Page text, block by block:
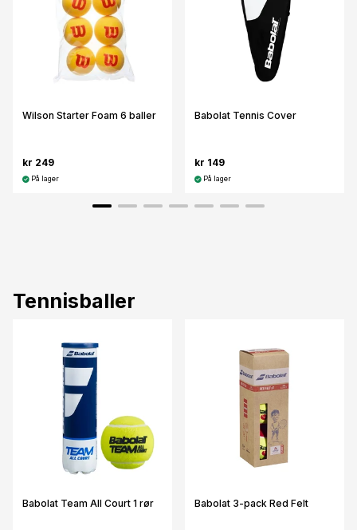
Wilson Starter Foam 6 baller
kr 249
På lager
Babolat Tennis Cover
kr 149
På lager
Tennisballer
Babolat Team All Court 1 rør Babolat 3-pack Red Felt